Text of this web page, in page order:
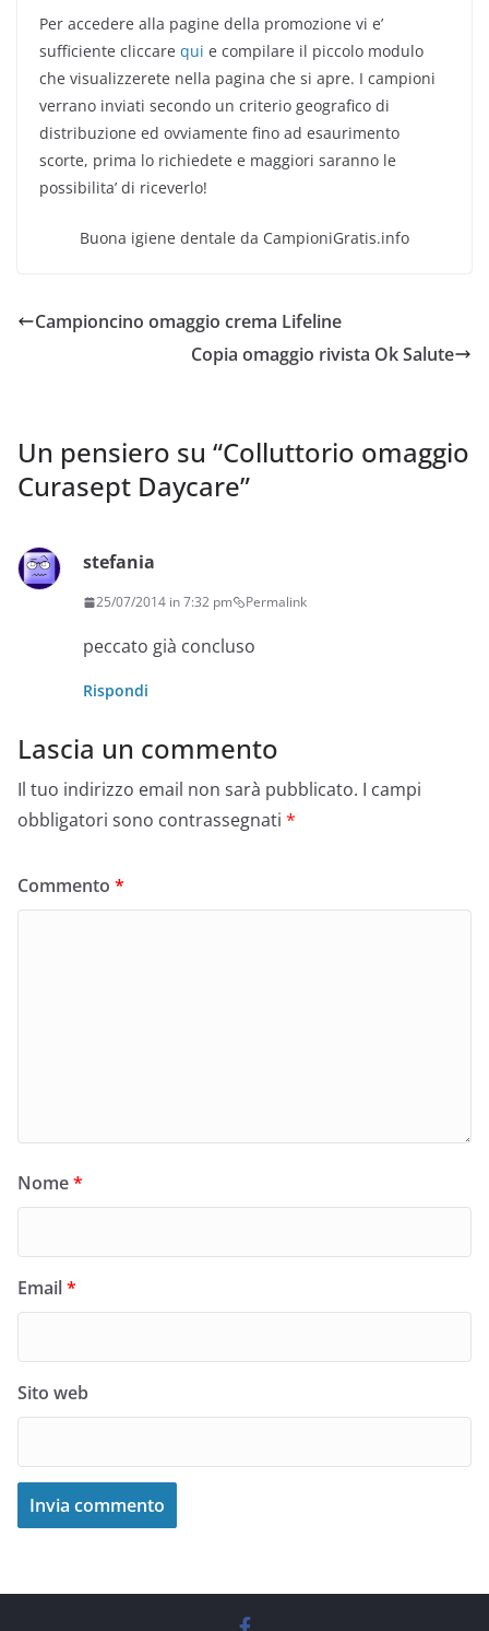
Per accedere alla pagine della promozione vi e’
sufficiente cliccare qui e compilare il piccolo modulo
che visualizzerete nella pagina che si apre. I campioni
verrano inviati secondo un criterio geografico di
distribuzione ed ovviamente fino ad esaurimento
scorte, prima lo richiedete e maggiori saranno le
possibilita’ di riceverlo!
Buona igiene dentale da CampioniGratis.info
Campioncino omaggio crema Lifeline
Copia omaggio rivista Ok Salute
Un pensiero su “Colluttorio omaggio
Curasept Daycare”
stefania
25/07/2014 in 7:32 pm Permalink
peccato già concluso
Rispondi
Lascia un commento
Il tuo indirizzo email non sarà pubblicato. I campi
obbligatori sono contrassegnati *
Commento *
Nome*
Email*
Sito web